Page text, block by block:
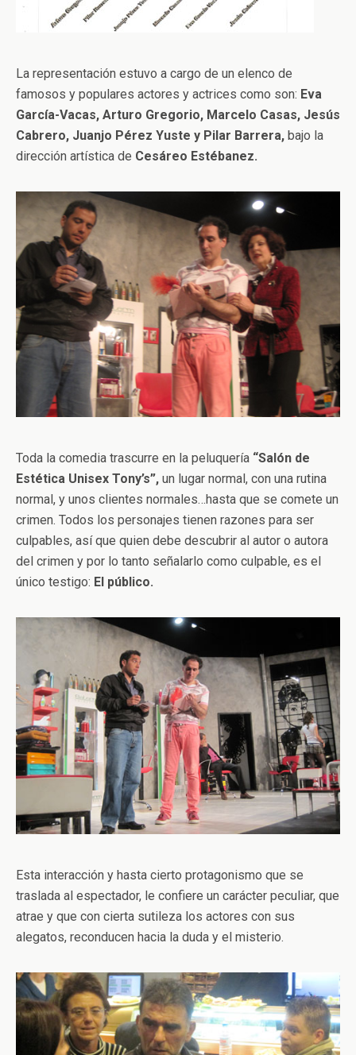
La representación estuvo a cargo de un elenco de
famosos y populares actores y actrices como son: Eva
García-Vacas, Arturo Gregorio, Marcelo Casas, Jesús
Cabrero, Juanjo Pérez Yuste y Pilar Barrera, bajo la
dirección artística de Cesáreo Estébanez.
Toda la comedia trascurre en la peluquería “Salón de
Estética Unisex Tony’s”, un lugar normal, con una rutina
normal, y unos clientes normales…hasta que se comete un
crimen. Todos los personajes tienen razones para ser
culpables, así que quien debe descubrir al autor o autora
del crimen y por lo tanto señalarlo como culpable, es el
único testigo: El público.
Esta interacción y hasta cierto protagonismo que se
traslada al espectador, le confiere un carácter peculiar, que
atrae y que con cierta sutileza los actores con sus
alegatos, reconducen hacia la duda y el misterio.